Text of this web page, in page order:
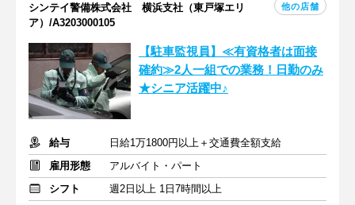
シンテイ警備株式会社 横浜支社（東戸塚エリ
ア）/A3203000105
他の店舗
【駐車監視員】≪有資格者は面接
確約≫2人一組での業務！日勤のみ
★シニア活躍中♪
給与
日給1万1800円以上＋交通費全額支給
雇用形態
アルバイト・パート
シフト
週2日以上 1日7時間以上